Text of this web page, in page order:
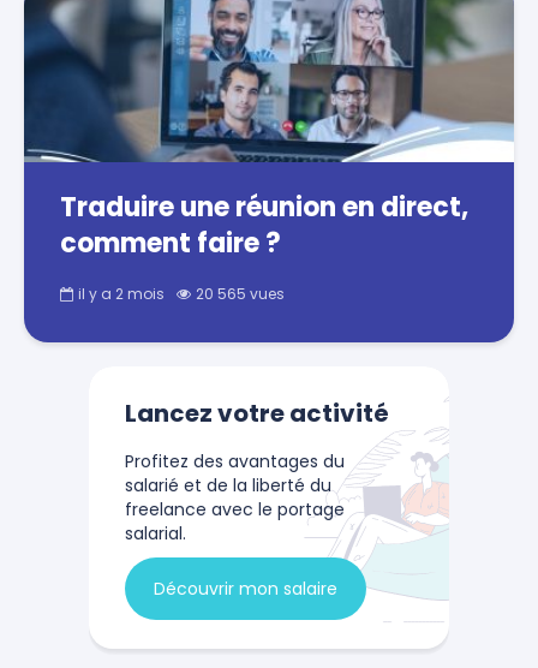
Traduire une réunion en direct,
comment faire ?
il y a 2 mois 20 565 vues
Lancez votre activité
Profitez des avantages du
salarié et de la liberté du
freelance avec le portage
salarial.
Découvrir mon salaire